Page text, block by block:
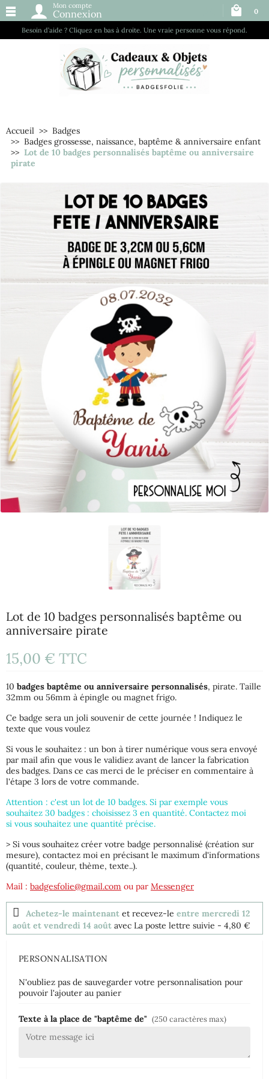
Besoin d’aide ? Cliquez en bas à droite. Une vraie personne vous répond.
Mon compte
Connexion 0
Accueil
Badges
Badges grossesse, naissance, baptême & anniversaire enfant
Lot de 10 badges personnalisés baptême ou anniversaire
pirate
Lot de 10 badges personnalisés baptême ou
anniversaire pirate
15,00 € TTC
10 badges baptême ou anniversaire personnalisés, pirate. Taille
32mm ou 56mm à épingle ou magnet frigo.
Ce badge sera un joli souvenir de cette journée ! Indiquez le
texte que vous voulez
Si vous le souhaitez : un bon à tirer numérique vous sera envoyé
par mail afin que vous le validiez avant de lancer la fabrication
des badges. Dans ce cas merci de le préciser en commentaire à
l'étape 3 lors de votre commande.
Attention : c'est un lot de 10 badges. Si par exemple vous
souhaitez 30 badges : choisissez 3 en quantité. Contactez moi
si vous souhaitez une quantité précise.
> Si vous souhaitez créer votre badge personnalisé (création sur
mesure), contactez moi en précisant le maximum d'informations
(quantité, couleur, thème, texte..).
Mail : badgesfolie@gmail.com ou par Messenger
Achetez-le maintenant et recevez-le entre mercredi 12
août et vendredi 14 août avec La poste lettre suivie - 4,80 €
PERSONNALISATION
N'oubliez pas de sauvegarder votre personnalisation pour
pouvoir l'ajouter au panier
Texte à la place de "baptême de" (250 caractères max)